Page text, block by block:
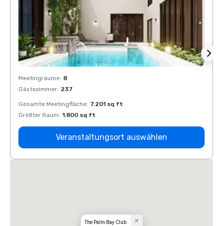
Meetingräume: 8
Gästezimmer: 237
Gesamte Meetingfläche: 7.201 sq ft
Größter Raum: 1.800 sq ft
Veranstaltungsort auswählen
The Palm Bay Club